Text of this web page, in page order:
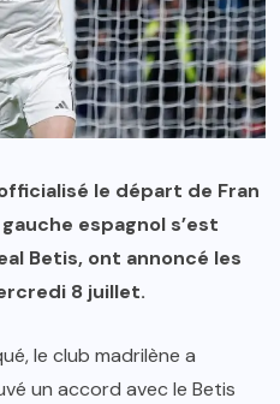
le départ de Fran
espagnol s’est
Betis, ont annoncé les
8 juillet.
le club madrilène a
un accord avec le Betis